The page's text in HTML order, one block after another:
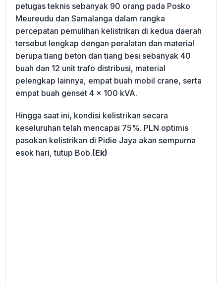
petugas teknis sebanyak 90 orang pada Posko
Meureudu dan Samalanga dalam rangka
percepatan pemulihan kelistrikan di kedua daerah
tersebut lengkap dengan peralatan dan material
berupa tiang beton dan tiang besi sebanyak 40
buah dan 12 unit trafo distribusi, material
pelengkap lainnya, empat buah mobil crane, serta
empat buah genset 4 x 100 kVA.
Hingga saat ini, kondisi kelistrikan secara
keseluruhan telah mencapai 75%. PLN optimis
pasokan kelistrikan di Pidie Jaya akan sempurna
esok hari, tutup Bob.(Ek)